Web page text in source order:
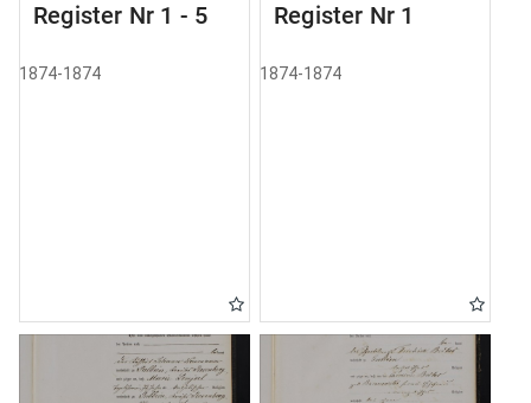
Register Nr 1 - 5
1874-1874
Register Nr 1
1874-1874